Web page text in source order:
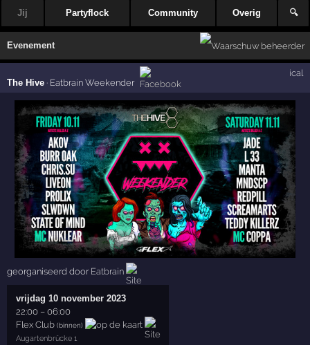
Jij Partyflock Community Overig 🔍
Evenement
The Hive · Eatbrain Weekender
ical
georganiseerd door Eatbrain
vrijdag 10 november 2023
22:00 –06:00
Flex Club (binnen)
Augartenbrücke 1